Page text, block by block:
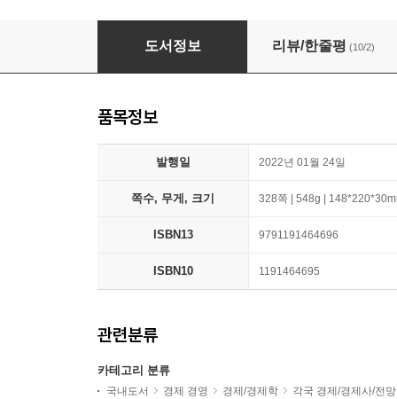
AI 소사이어티 AI Society
도서정보 리뷰/한줄평 (10/2)
품목정보
발행일 2022년 01월 24일
쪽수, 무게, 크기 328쪽 | 548g |
ISBN13 9791191464696
ISBN10 1191464695
관련분류
카테고리 분류
국내도서 경제 경영 경제/경제학 각국 경제/경제사/전망